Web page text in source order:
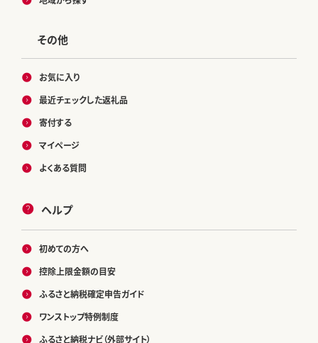
その他
お気に入り
最近チェックした返礼品
寄付する
マイページ
よくある質問
ヘルプ
初めての方へ
控除上限金額の目安
ふるさと納税確定申告ガイド
ワンストップ特例制度
ふるさと納税ナビ（外部サイト）